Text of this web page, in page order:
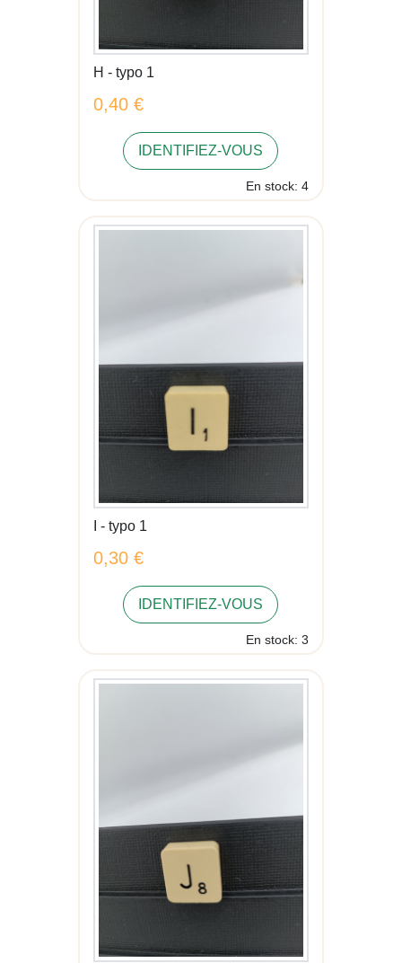
H - typo 1
0,40 €
IDENTIFIEZ-VOUS
En stock: 4
I - typo 1
0,30 €
IDENTIFIEZ-VOUS
En stock: 3